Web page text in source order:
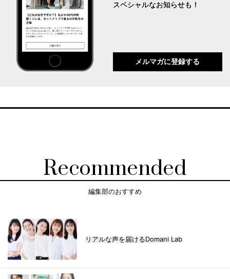
スペシャルなお知らせも！
メルマガに登録する
Recommended
編集部のおすすめ
リアルな声を届けるDomani Lab